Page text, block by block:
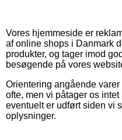
Vores hjemmeside er
af online shops i Danmark
produkter, og tager imod
besøgende på vores
Orientering angående
ofte, men vi påtager os
eventuelt er udført siden vi
oplysninger.